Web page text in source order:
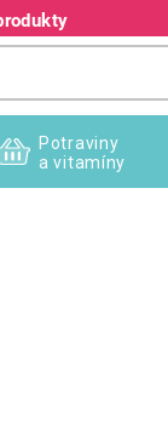
Potraviny
a vitamíny